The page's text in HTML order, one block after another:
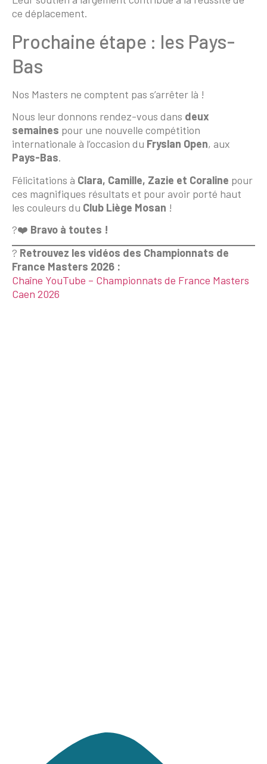
ce déplacement.
Prochaine étape : les Pays-
Bas
Nos Masters ne comptent pas s’arrêter là !
Nous leur donnons rendez-vous dans deux
semaines pour une nouvelle compétition
internationale à l’occasion du Fryslan Open, aux
Pays-Bas.
Félicitations à Clara, Camille, Zazie et Coraline pour
ces magnifiques résultats et pour avoir porté haut
les couleurs du Club Liège Mosan !
?❤️ Bravo à toutes !
? Retrouvez les vidéos des Championnats de
France Masters 2026 :
Chaîne YouTube – Championnats de France Masters
Caen 2026